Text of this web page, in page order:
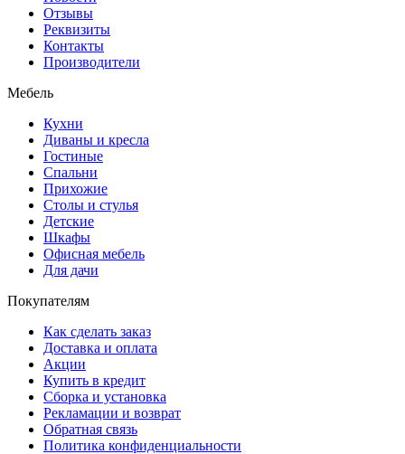
Отзывы
Реквизиты
Контакты
Производители
Мебель
Кухни
Диваны и кресла
Гостиные
Спальни
Прихожие
Столы и стулья
Детские
Шкафы
Офисная мебель
Для дачи
Покупателям
Как сделать заказ
Доставка и оплата
Акции
Купить в кредит
Сборка и установка
Рекламации и возврат
Обратная связь
Политика конфиденциальности